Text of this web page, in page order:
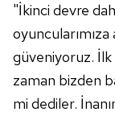
Çerezlere ilişkin
vasıtasıyla
için Ayarlar
Metnimiziziyaret
"İkinci devre
güveniyoruz. İlk
zaman bizden
mi dediler.